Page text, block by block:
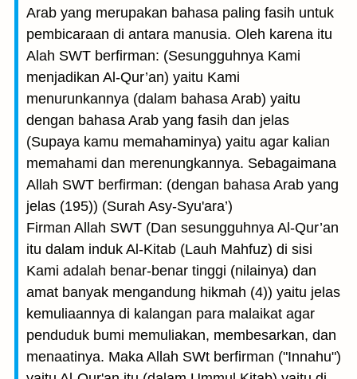
Arab yang merupakan bahasa paling fasih untuk
pembicaraan di antara manusia. Oleh karena itu
Alah SWT berfirman: (Sesungguhnya Kami
menjadikan Al-Qur’an) yaitu Kami
menurunkannya (dalam bahasa Arab) yaitu
dengan bahasa Arab yang fasih dan jelas
(Supaya kamu memahaminya) yaitu agar kalian
memahami dan merenungkannya. Sebagaimana
Allah SWT berfirman: (dengan bahasa Arab yang
jelas (195)) (Surah Asy-Syu'ara’)
Firman Allah SWT (Dan sesungguhnya Al-Qur’an
itu dalam induk Al-Kitab (Lauh Mahfuz) di sisi
Kami adalah benar-benar tinggi (nilainya) dan
amat banyak mengandung hikmah (4)) yaitu jelas
kemuliaannya di kalangan para malaikat agar
penduduk bumi memuliakan, membesarkan, dan
menaatinya. Maka Allah SWt berfirman ("Innahu")